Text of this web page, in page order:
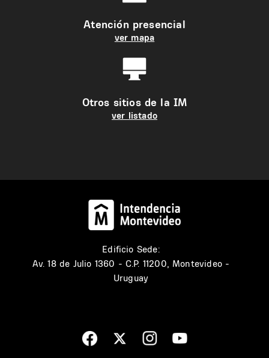
Atención presencial
ver mapa
Otros sitios de la IM
ver listado
Edificio Sede:
Av. 18 de Julio 1360 - C.P. 11200, Montevideo -
Uruguay